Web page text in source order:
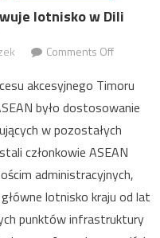
lotnisko w Dili
Comments Offon
Wschodni
lotnisko
w
Dili
akcesyjnego Timoru
było dostosowanie
w pozostałych
członkowie ASEAN
administracyjnych,
lotnisko kraju od lat
punktów infrastruktury